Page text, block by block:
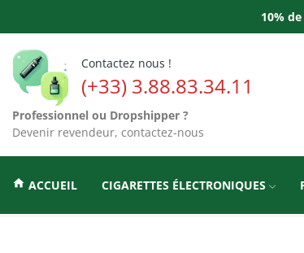
10%
Contactez nous !
(+33) 3.88.83.34.11
Professionnel ou Dropshipper ?
Devenir revendeur, contactez-nous
home ACCUEIL CIGARETTES ÉLECTRONIQUES